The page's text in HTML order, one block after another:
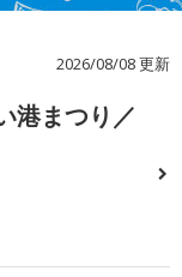
2026/08/08 更新
港まつり／